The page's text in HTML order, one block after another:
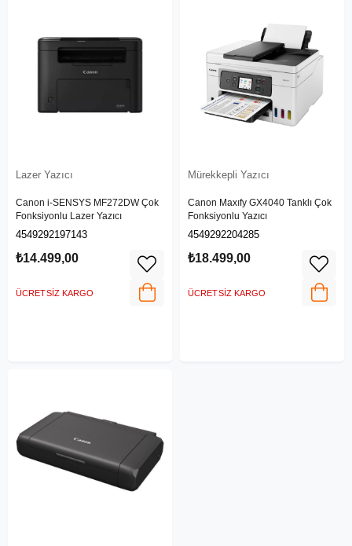
Lazer Yazıcı
Canon i-SENSYS MF272DW Çok
Fonksiyonlu Lazer Yazıcı
4549292197143
₺14.499,00
ÜCRETSIZ KARGO
Mürekkepli Yazıcı
Canon Maxıfy GX4040 Tanklı Çok
Fonksiyonlu Yazıcı
4549292204285
₺18.499,00
ÜCRETSIZ KARGO